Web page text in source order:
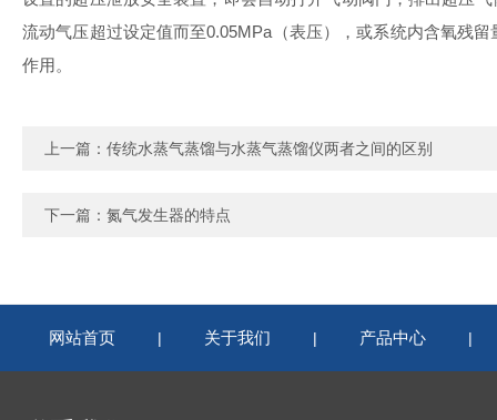
流动气压超过设定值而至0.05MPa （表压），或系统内含氧残留
作用。
上一篇： 传统水蒸气蒸馏与水蒸气蒸馏仪两者之间的区别
下一篇： 氮气发生器的特点
网站首页 | 关于我们 | 产品中心 |